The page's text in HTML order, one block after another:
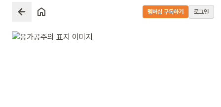
멤버십 구독하기 로그인